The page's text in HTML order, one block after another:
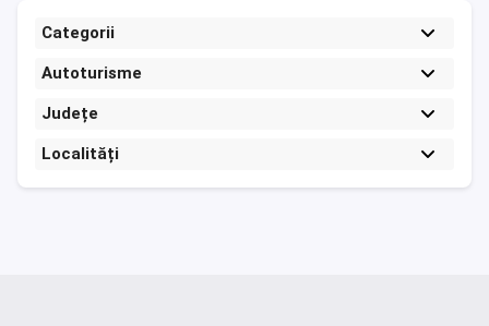
Categorii
Autoturisme
Județe
Localități